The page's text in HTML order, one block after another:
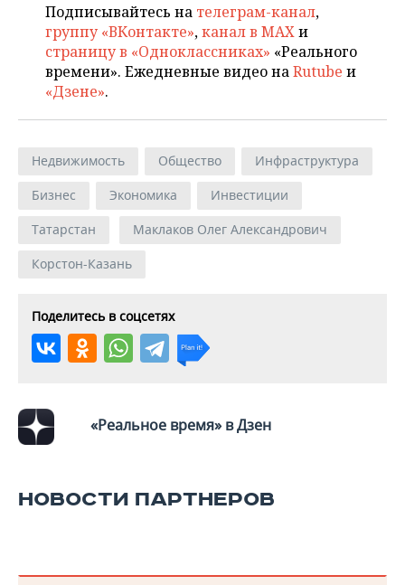
Подписывайтесь на телеграм-канал,
группу «ВКонтакте»,канал в MAXи
страницу в «Одноклассниках» «Реального
времени». Ежедневные видео наRutube и
«Дзене».
Недвижимость Общество
Инфраструктура
Бизнес
Экономика
Инвестиции
Татарстан
Маклаков Олег Александрович
Корстон-Казань
Поделитесь в соцсетях
«Реальное время» в Дзен
НОВОСТИ ПАРТНЕРОВ